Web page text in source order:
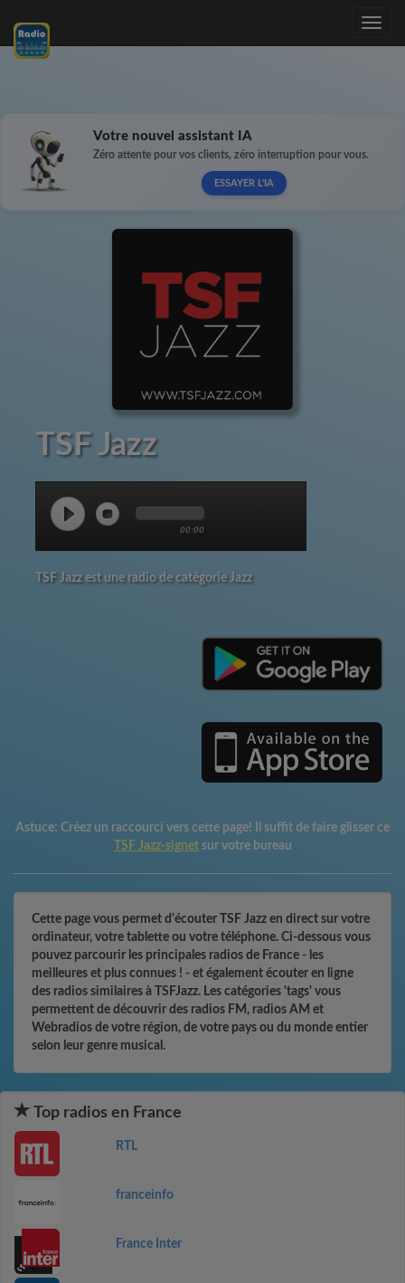
Toggle
Votre nouvel assistant IA
Zéro attente pour vos clients, zéro interruption pour vous.
ESSAYER L'IA
TSF Jazz
00:00
TSF Jazz est une radio de catégorie Jazz
Astuce: Créez un raccourci vers cette page! Il suffit de faire glisser ce
TSF Jazz-signet sur votre bureau
Cette page vous permet d'écouter TSF Jazz en direct sur votre
ordinateur, votre tablette ou votre téléphone. Ci-dessous vous
pouvez parcourir les principales radios de France - les
meilleures et plus connues ! - et également écouter en ligne
des radios similaires à TSFJazz. Les catégories 'tags' vous
permettent de découvrir des radios FM, radios AM et
Webradios de votre région, de votre pays ou du monde entier
selon leur genre musical.
Top radios en France
RTL
franceinfo
France Inter